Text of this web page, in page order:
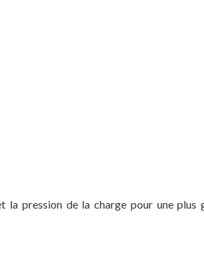
pression de la charge pour une plus